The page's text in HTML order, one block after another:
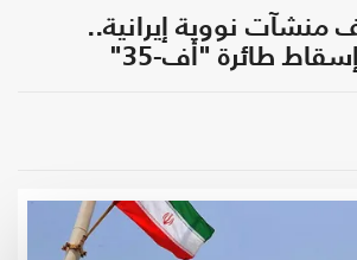
منشآت نووية إيرانية..
طائرة "أف-35"